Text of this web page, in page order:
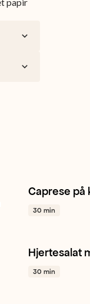
Salat
Caprese på
30 min
Hjertesalat
Hjertesalat
30 min